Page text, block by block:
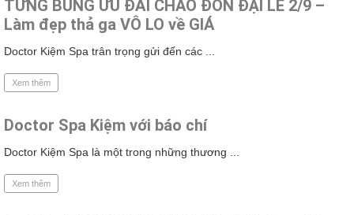
TƯNG BÙNG ƯU ĐÃI CHÀO ĐÓN ĐẠI LỄ 2/9 –
Làm đẹp thả ga VÔ LO về GIÁ
Doctor Kiệm Spa trân trọng gửi đến các ...
Xem thêm
Doctor Spa Kiệm với báo chí
Doctor Kiệm Spa là một trong những thương ...
Xem thêm